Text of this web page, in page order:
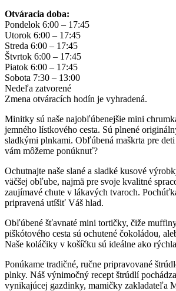
Otváracia doba:
Pondelok 6:00 – 17:45
Utorok 6:00 – 17:45
Streda 6:00 – 17:45
Štvrtok 6:00 – 17:45
Piatok 6:00 – 17:45
Sobota 7:30 – 13:00
Nedeľa zatvorené
Zmena otváracích hodín je vyhradená.
Minitky sú naše najobľúbenejšie mini
jemného lístkového cesta. Sú plnené
sladkými plnkami. Obľúbená maškrta pre
vám môžeme ponúknuť?
Ochutnajte naše slané a sladké kusové
väčšej obľube, najmä pre svoje kvalitné
zaujímavé chute v lákavých tvaroch.
pripravená utíšiť Váš hlad.
Obľúbené šťavnaté mini tortičky, čiže
piškótového cesta sú ochutené čokoládou,
Naše koláčiky v košíčku sú ideálne ako
Ponúkame tradičné, ručne pripravované
plnky. Náš výnimočný recept štrúdlí
vynikajúcej gazdinky, mamičky zakladateľa